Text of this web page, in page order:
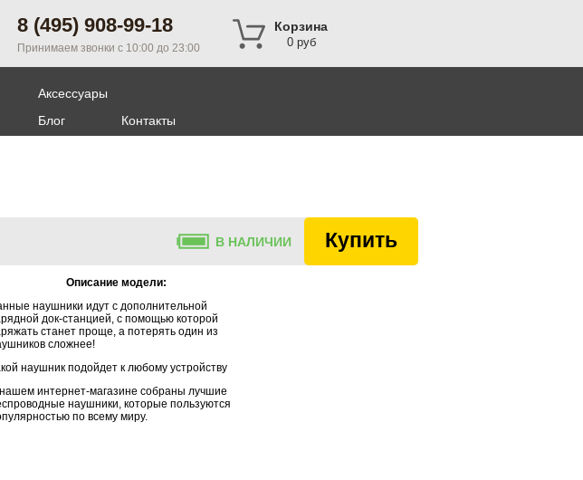
8 (495) 908-99-18
Принимаем звонки с 10:00 до 23:00
Корзина
0 руб
Аксессуары
Блог Контакты
В НАЛИЧИИ Купить
Описание модели:
наушники идут с дополнительной
док-станцией, с помощью которой
станет проще, а потерять один из
сложнее!
наушник подойдет к любому устройству
интернет-магазине собраны лучшие
наушники, которые пользуются
по всему миру.